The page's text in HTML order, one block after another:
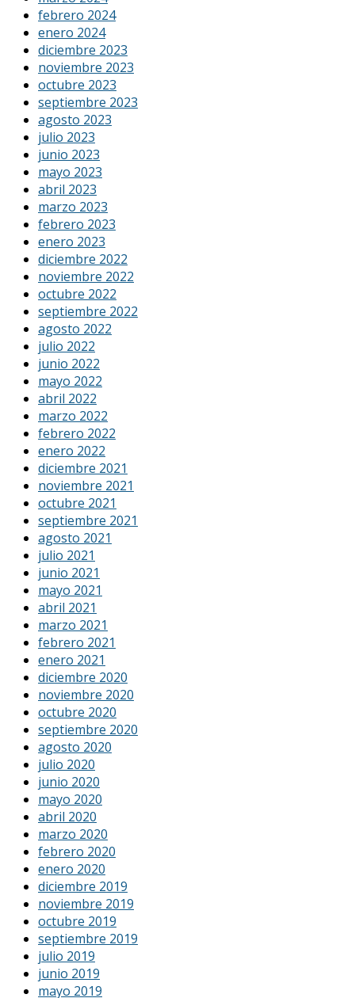
febrero 2024
enero 2024
diciembre 2023
noviembre 2023
octubre 2023
septiembre 2023
agosto 2023
julio 2023
junio 2023
mayo 2023
abril 2023
marzo 2023
febrero 2023
enero 2023
diciembre 2022
noviembre 2022
octubre 2022
septiembre 2022
agosto 2022
julio 2022
junio 2022
mayo 2022
abril 2022
marzo 2022
febrero 2022
enero 2022
diciembre 2021
noviembre 2021
octubre 2021
septiembre 2021
agosto 2021
julio 2021
junio 2021
mayo 2021
abril 2021
marzo 2021
febrero 2021
enero 2021
diciembre 2020
noviembre 2020
octubre 2020
septiembre 2020
agosto 2020
julio 2020
junio 2020
mayo 2020
abril 2020
marzo 2020
febrero 2020
enero 2020
diciembre 2019
noviembre 2019
octubre 2019
septiembre 2019
julio 2019
junio 2019
mayo 2019